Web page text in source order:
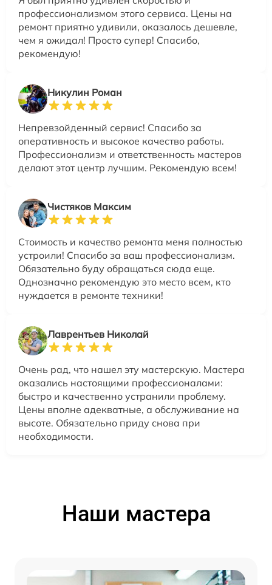
профессионализмом этого сервиса. Цены на
ремонт приятно удивили, оказалось дешевле,
чем я ожидал! Просто супер! Спасибо,
рекомендую!
Никулин Роман
Непревзойденный сервис! Спасибо за
оперативность и высокое качество работы.
Профессионализм и ответственность мастеров
делают этот центр лучшим. Рекомендую всем!
Чистяков Максим
Стоимость и качество ремонта меня полностью
устроили! Спасибо за ваш профессионализм.
Обязательно буду обращаться сюда еще.
Однозначно рекомендую это место всем, кто
нуждается в ремонте техники!
Лаврентьев Николай
Очень рад, что нашел эту мастерскую. Мастера
оказались настоящими профессионалами:
быстро и качественно устранили проблему.
Цены вполне адекватные, а обслуживание на
высоте. Обязательно приду снова при
необходимости.
Наши мастера